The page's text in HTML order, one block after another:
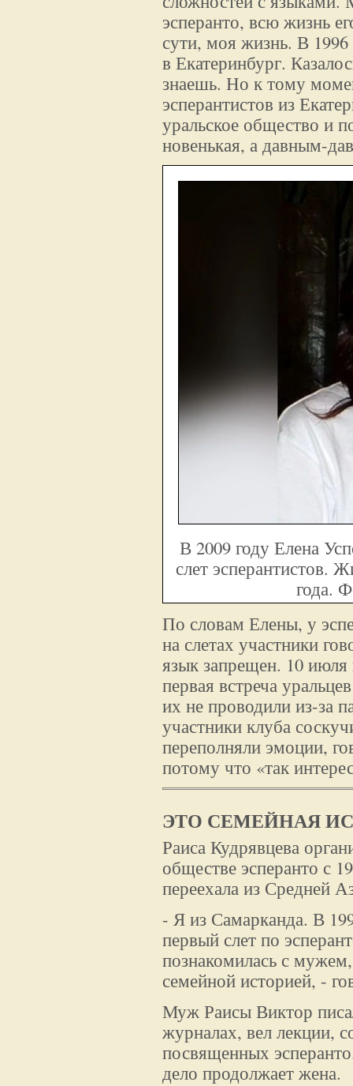
эсперанто, всю жизнь
сути, моя жизнь. В 1996
в Екатеринбург.
знаешь. Но к тому
эсперантистов из
уральское общество и
новенькая, а давным-
В 2009 году Елена
слет эсперантистов.
года.
По словам Елены, у
на слетах участники
язык запрещен. 10 июля
первая встреча
их не проводили из-за
участники клуба
переполняли эмоции,
потому что «так
ЭТО СЕМЕЙНАЯ
Раиса Кудрявцева
обществе эсперанто с
переехала из Средней
- Я из Самарканда. В
первый слет по
познакомилась с
семейной историей, -
Муж Раисы Виктор
журналах, вел лекции,
посвященных
дело продолжает жена.